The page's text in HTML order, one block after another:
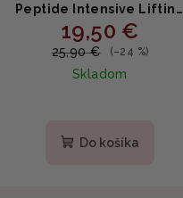
Peptide Intensive Lifting
Ampoule - Spevňujúce
liftingové sérum s
hodvábnymi peptidmi
35ml
19,50 €
25,90 € (–24 %)
Skladom
produktu
Do košíka